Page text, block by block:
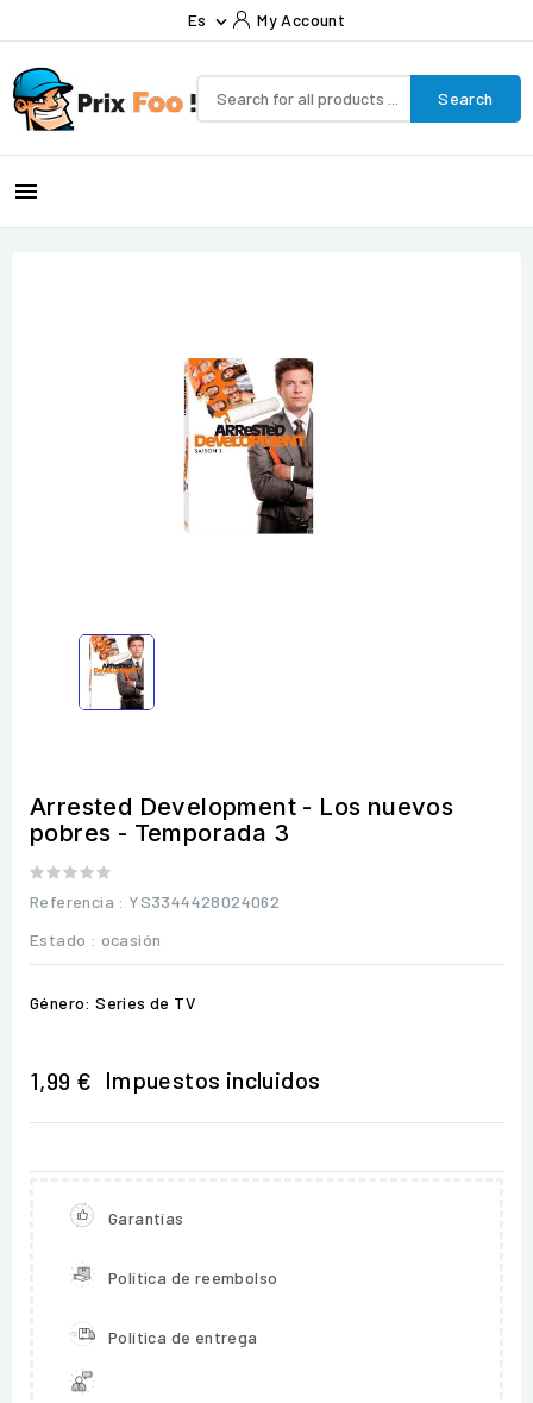
Es  My Account
Search

Arrested Development - Los nuevos
pobres - Temporada 3
Referencia : YS3344428024062
Estado : ocasión
Género: Series de TV
1,99 € Impuestos incluidos
Garantías
Política de reembolso
Política de entrega